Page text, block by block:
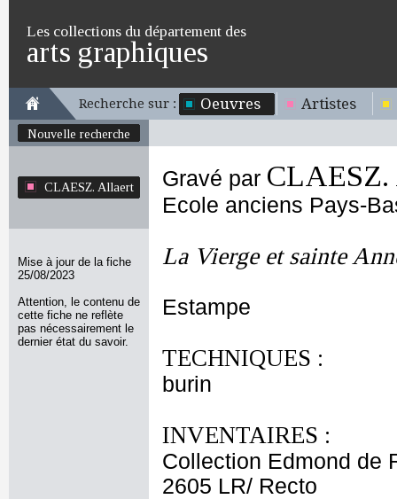
Les collections du département des
arts graphiques
Recherche sur : Oeuvres Artistes
Nouvelle recherche
CLAESZ. Allaert
Mise à jour de la fiche
25/08/2023
Attention, le contenu de
cette fiche ne reflète
pas nécessairement le
dernier état du savoir.
Gravé par
Ecole anciens Pays-
La Vierge et sainte
Estampe
TECHNIQUES :
burin
INVENTAIRES :
Collection Edmond de
2605 LR/ Recto